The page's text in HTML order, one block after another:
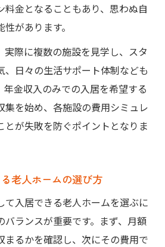
料金となることもあり、思わぬ自
があります。
実際に複数の施設を見学し、スタ
、日々の生活サポート体制なども
金収入のみでの入居を希望する
集を始め、各施設の費用シミュレ
とが失敗を防ぐポイントとなりま
老人ホームの選び方
て入居できる老人ホームを選ぶに
バランスが重要です。まず、月額
まるかを確認し、次にその費用で